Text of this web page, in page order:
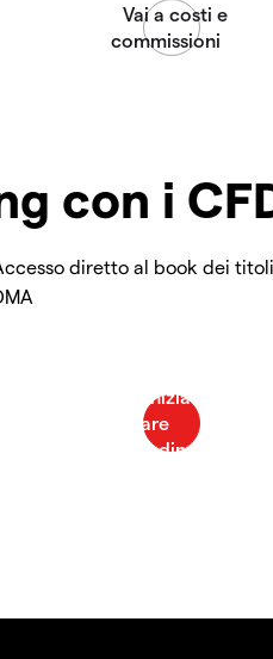
con i
diretto al book dei